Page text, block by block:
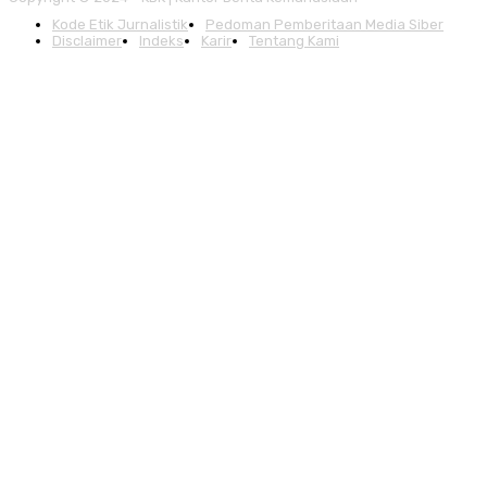
Kode Etik Jurnalistik
Pedoman Pemberitaan Media Siber
Disclaimer
Indeks Karir Tentang Kami